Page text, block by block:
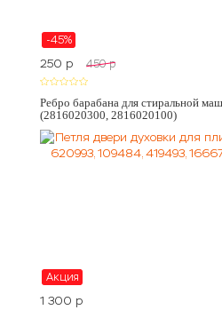
-45%
250 p 450 p
Ребро барабана для стиральной
(2816020300, 2816020100)
Акция
1 300 p